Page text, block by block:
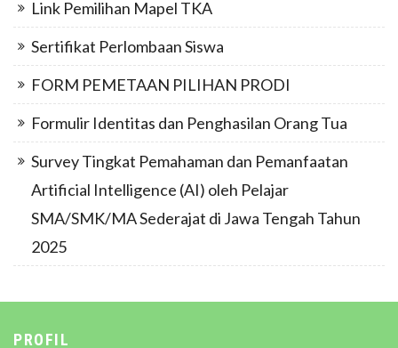
Link Pemilihan Mapel TKA
Sertifikat Perlombaan Siswa
FORM PEMETAAN PILIHAN PRODI
Formulir Identitas dan Penghasilan Orang Tua
Survey Tingkat Pemahaman dan Pemanfaatan
Artificial Intelligence (AI) oleh Pelajar
SMA/SMK/MA Sederajat di Jawa Tengah Tahun
2025
PROFIL